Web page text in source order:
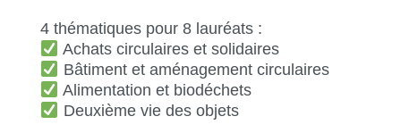
4 thématiques pour 8 lauréats :
Achats circulaires et solidaires
Bâtiment et aménagement circulaires
Alimentation et biodéchets
Deuxième vie des objets